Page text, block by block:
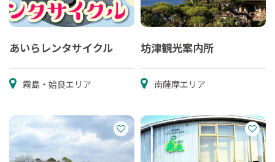
あいらレンタサイクル
霧島・姶良エリア
坊津観光案内所
南薩摩エリア